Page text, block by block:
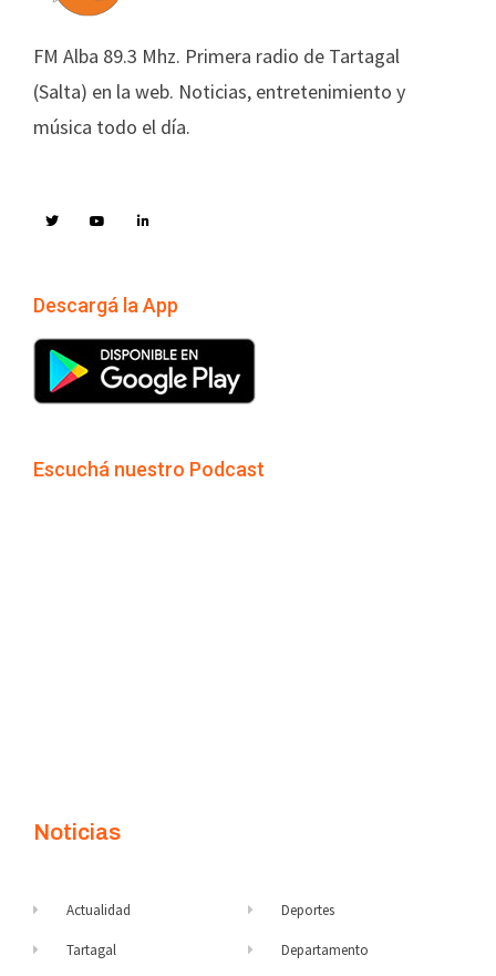
FM Alba 89.3 Mhz. Primera radio de Tartagal
(Salta) en la web. Noticias, entretenimiento y
música todo el día.
Descargá la App
Escuchá nuestro Podcast
Noticias
Actualidad
Tartagal
Deportes
Departamento